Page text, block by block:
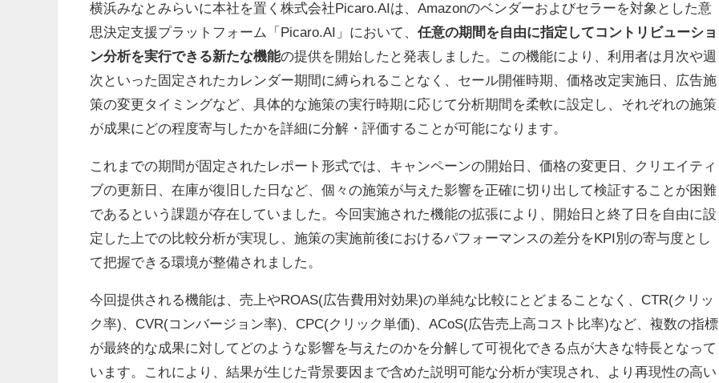
横浜みなとみらいに本社を置く株式会社Picaro.AIは、Amazonのベンダーおよびセラーを対象とした意
思決定支援プラットフォーム「Picaro.AI」において、 任意の期間を自由に指定してコントリビューショ
ン分析を実行できる新たな機能の提供を開始したと発表しました。この機能により、利用者は月次や週
次といった固定されたカレンダー期間に縛られることなく、セール開催時期、価格改定実施日、広告施
策の変更タイミングなど、具体的な施策の実行時期に応じて分析期間を柔軟に設定し、それぞれの施策
が成果にどの程度寄与したかを詳細に分解・評価することが可能になります。
これまでの期間が固定されたレポート形式では、キャンペーンの開始日、価格の変更日、クリエイティ
ブの更新日、在庫が復旧した日など、個々の施策が与えた影響を正確に切り出して検証することが困難
であるという課題が存在していました。今回実施された機能の拡張により、開始日と終了日を自由に設
定した上での比較分析が実現し、施策の実施前後におけるパフォーマンスの差分をKPI別の寄与度とし
て把握できる環境が整備されました。
今回提供される機能は、売上やROAS(広告費用対効果)の単純な比較にとどまることなく、CTR(クリッ
ク率)、CVR(コンバージョン率)、CPC(クリック単価)、ACoS(広告売上高コスト比率)など、複数の指標
が最終的な成果に対してどのような影響を与えたのかを分解して可視化できる点が大きな特長となって
います。これにより、結果が生じた背景要因まで含めた説明可能な分析が実現され、より再現性の高い